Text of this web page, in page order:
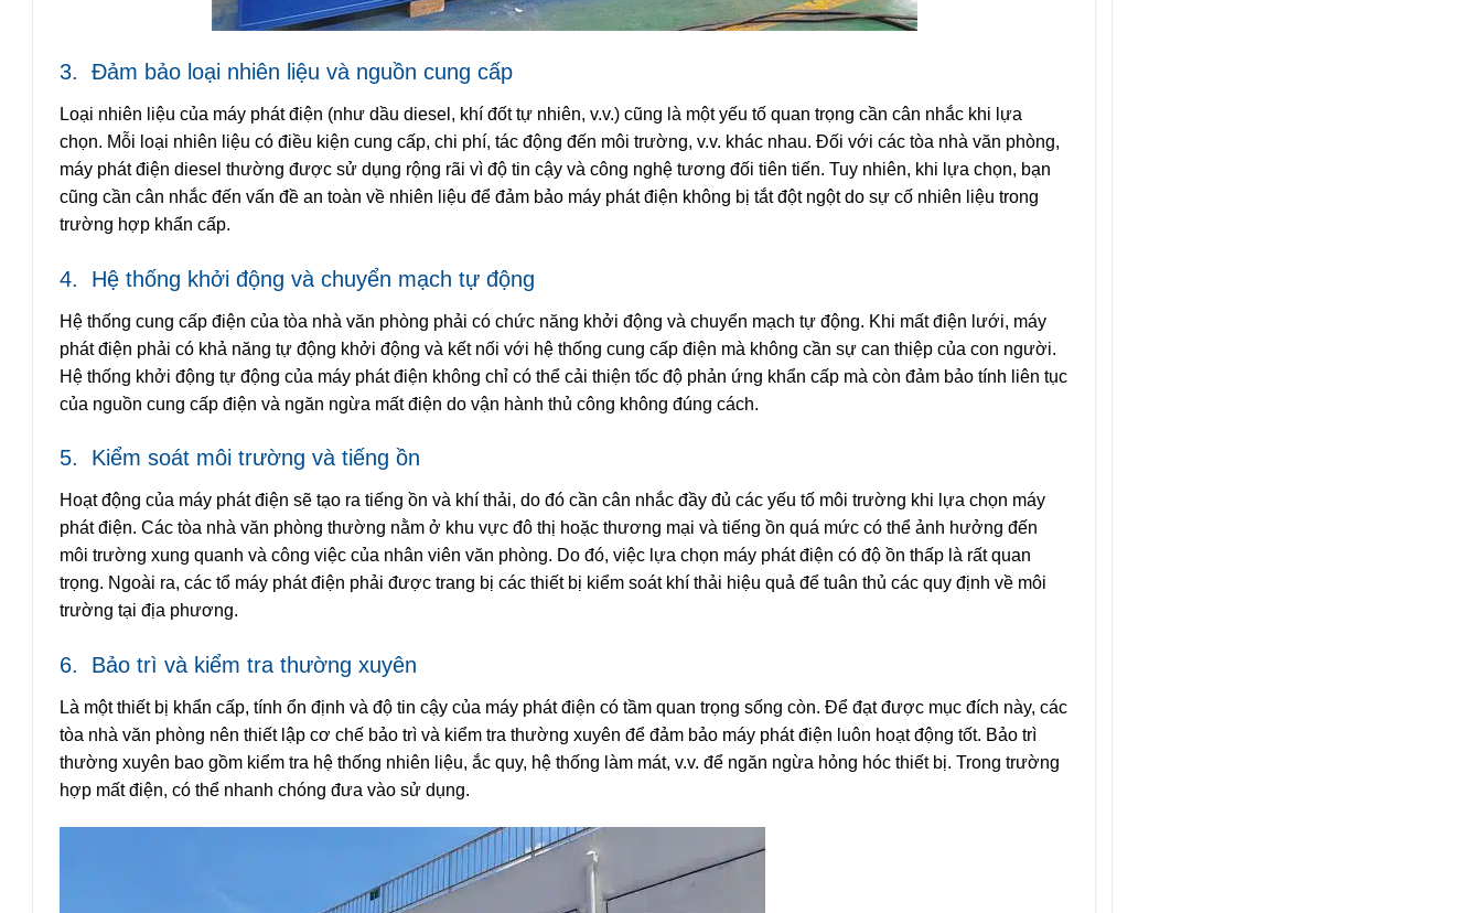
3. Đảm bảo loại nhiên liệu và nguồn cung cấp
Loại nhiên liệu của máy phát điện (như dầu diesel, khí đốt tự nhiên, v.v.) cũng là một yếu tố quan trọng cần cân nhắc khi lựa
chọn. Mỗi loại nhiên liệu có điều kiện cung cấp, chi phí, tác động đến môi trường, v.v. khác nhau. Đối với các tòa nhà văn phòng,
máy phát điện diesel thường được sử dụng rộng rãi vì độ tin cậy và công nghệ tương đối tiên tiến. Tuy nhiên, khi lựa chọn, bạn
cũng cần cân nhắc đến vấn đề an toàn về nhiên liệu để đảm bảo máy phát điện không bị tắt đột ngột do sự cố nhiên liệu trong
trường hợp khẩn cấp.
4. Hệ thống khởi động và chuyển mạch tự động
Hệ thống cung cấp điện của tòa nhà văn phòng phải có chức năng khởi động và chuyển mạch tự động. Khi mất điện lưới, máy
phát điện phải có khả năng tự động khởi động và kết nối với hệ thống cung cấp điện mà không cần sự can thiệp của con người.
Hệ thống khởi động tự động của máy phát điện không chỉ có thể cải thiện tốc độ phản ứng khẩn cấp mà còn đảm bảo tính liên tục
của nguồn cung cấp điện và ngăn ngừa mất điện do vận hành thủ công không đúng cách.
5. Kiểm soát môi trường và tiếng ồn
Hoạt động của máy phát điện sẽ tạo ra tiếng ồn và khí thải, do đó cần cân nhắc đầy đủ các yếu tố môi trường khi lựa chọn máy
phát điện. Các tòa nhà văn phòng thường nằm ở khu vực đô thị hoặc thương mại và tiếng ồn quá mức có thể ảnh hưởng đến
môi trường xung quanh và công việc của nhân viên văn phòng. Do đó, việc lựa chọn máy phát điện có độ ồn thấp là rất quan
trọng. Ngoài ra, các tổ máy phát điện phải được trang bị các thiết bị kiểm soát khí thải hiệu quả để tuân thủ các quy định về môi
trường tại địa phương.
6. Bảo trì và kiểm tra thường xuyên
Là một thiết bị khẩn cấp, tính ổn định và độ tin cậy của máy phát điện có tầm quan trọng sống còn. Để đạt được mục đích này, các
tòa nhà văn phòng nên thiết lập cơ chế bảo trì và kiểm tra thường xuyên để đảm bảo máy phát điện luôn hoạt động tốt. Bảo trì
thường xuyên bao gồm kiểm tra hệ thống nhiên liệu, ắc quy, hệ thống làm mát, v.v. để ngăn ngừa hỏng hóc thiết bị. Trong trường
hợp mất điện, có thể nhanh chóng đưa vào sử dụng.